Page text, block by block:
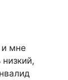
мне